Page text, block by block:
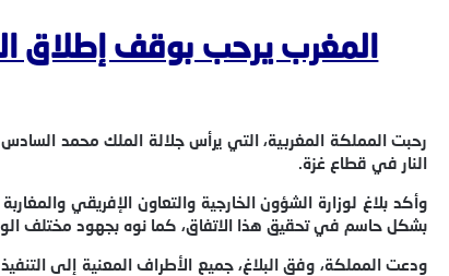
المغرب يرحب بوقف إطلاق
رحبت المملكة المغربية، التي يرأس جلالة الملك محمد
النار في قطاع غزة.
وأكد بلاغ لوزارة الشؤون الخارجية والتعاون الإفريقي
بشكل حاسم في تحقيق هذا الاتفاق، كما نوه بجهود مختلف
ودعت المملكة، وفق البلاغ، جميع الأطراف المعنية إلى